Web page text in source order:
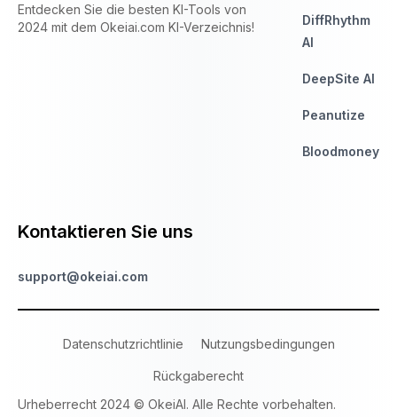
Entdecken Sie die besten KI-Tools von
2024 mit dem Okeiai.com KI-Verzeichnis!
DiffRhythm
AI
DeepSite AI
Peanutize
Bloodmoney
Kontaktieren Sie uns
support@okeiai.com
Urheberrecht 2024 © OkeiAI. Alle Rechte vorbehalten.
Datenschutzrichtlinie Nutzungsbedingungen
Rückgaberecht